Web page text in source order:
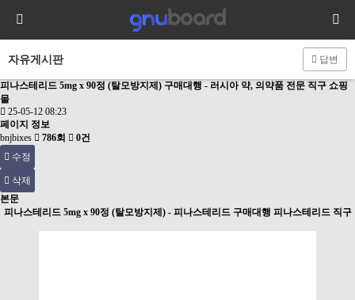
자유게시판 답변
피나스테리드 5mg x 90정 (탈모방지제) 구매대행 - 러시아 약, 의약품 전문 직구 쇼핑
몰
25-05-12 08:23
페이지 정보
bnjbixes
786회
0건
수정
삭제
본문
피나스테리드 5mg x 90정 (탈모방지제) - 피나스테리드 구매대행 피나스테리드 직구